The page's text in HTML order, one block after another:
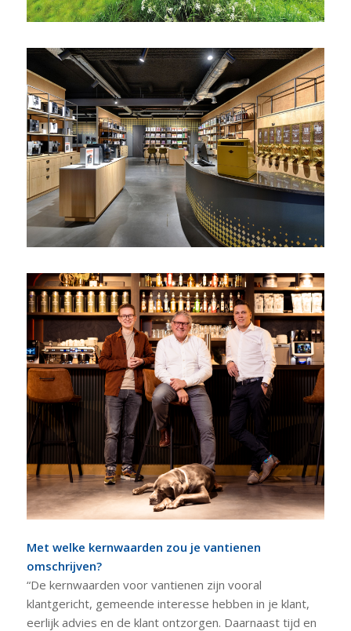
Met welke kernwaarden zou je vantienen
omschrijven?
“De kernwaarden voor vantienen zijn vooral
klantgericht, gemeende interesse hebben in je klant,
eerlijk advies en de klant ontzorgen. Daarnaast tijd en